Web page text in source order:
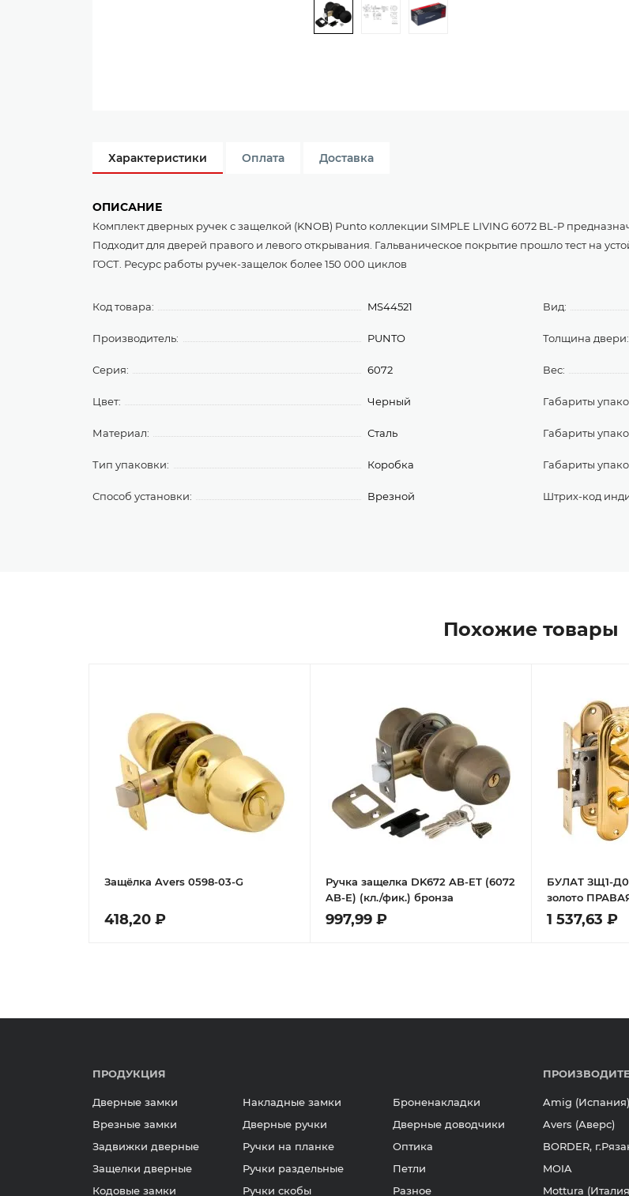
Характеристики Оплата Доставка
ОПИСАНИЕ
Комплект дверных ручек с защелкой (KNOB) Punto коллекции SIMPLE LIVING 6072 BL-P
Подходит для дверей правого и левого открывания. Гальваническое покрытие прошло тест на
ГОСТ. Ресурс работы ручек-защелок более 150 000 циклов
Код товара: MS44521
Производитель: PUNTO
Серия: 6072
Цвет: Черный
Материал: Сталь
Тип упаковки: Коробка
Способ установки: Врезной
Вид:
Толщина двери:
Вес:
Габариты
Габариты
Габариты
Штрих-код
Похожие товары
Защёлка Avers 0598-03-G
418,20 ₽
Ручка защелка DK672 AB-ET (6072
AB-E) (кл./фик.) бронза
997,99 ₽
БУЛАТ ЗЩ1-
золото
ЛЕВАЯ ВНУТР
Защелка
1 537,63 ₽
ПРОДУКЦИЯ
Дверные замки
Врезные замки
Задвижки дверные
Защелки дверные
Кодовые замки
Накладные замки
Дверные ручки
Ручки на планке
Ручки раздельные
Ручки скобы
Броненакладки
Дверные доводчики
Оптика
Петли
Разное
Amig (Испания)
Avers (Аверс)
BORDER,
MOIA
Mottura